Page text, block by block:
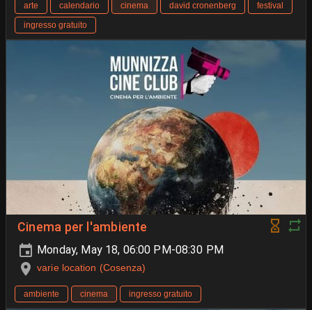
arte calendario cinema david cronenberg
festival
ingresso gratuito
Cinema per l'ambiente
Monday, May 18, 06:00 PM-08:30 PM
varie location (Cosenza)
ambiente cinema ingresso gratuito